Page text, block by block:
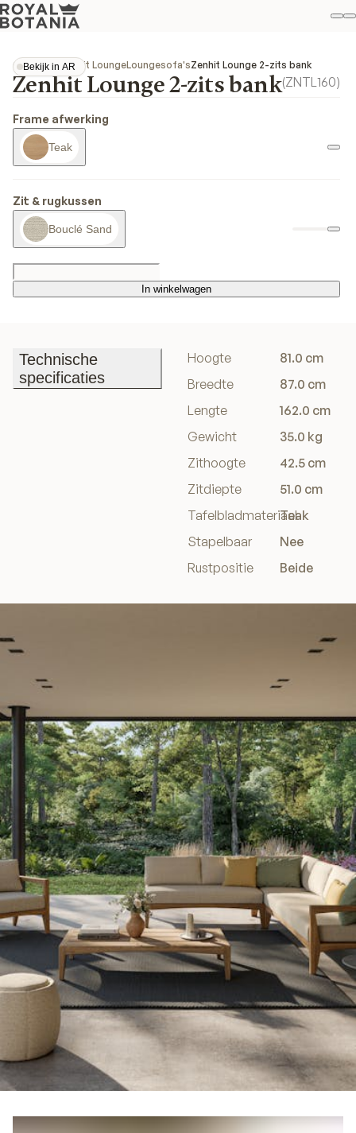
Bekijk in AR
Bekijk in AR
Collecties Zenhit LoungeLoungesofa'sZenhit Lounge 2-zits bank
Zenhit Lounge 2-zits bank(ZNTL160)
Frame afwerking
Teak
Zit & rugkussen
Bouclé Sand
In winkelwagen
In winkelwagen
Technische
specificaties
Hoogte
81.0 cm
Breedte
87.0 cm
Lengte
162.0 cm
Gewicht
35.0 kg
Zithoogte
42.5 cm
Zitdiepte
51.0 cm
Tafelbladmateriaal
Teak
Stapelbaar
Nee
Rustpositie
Beide